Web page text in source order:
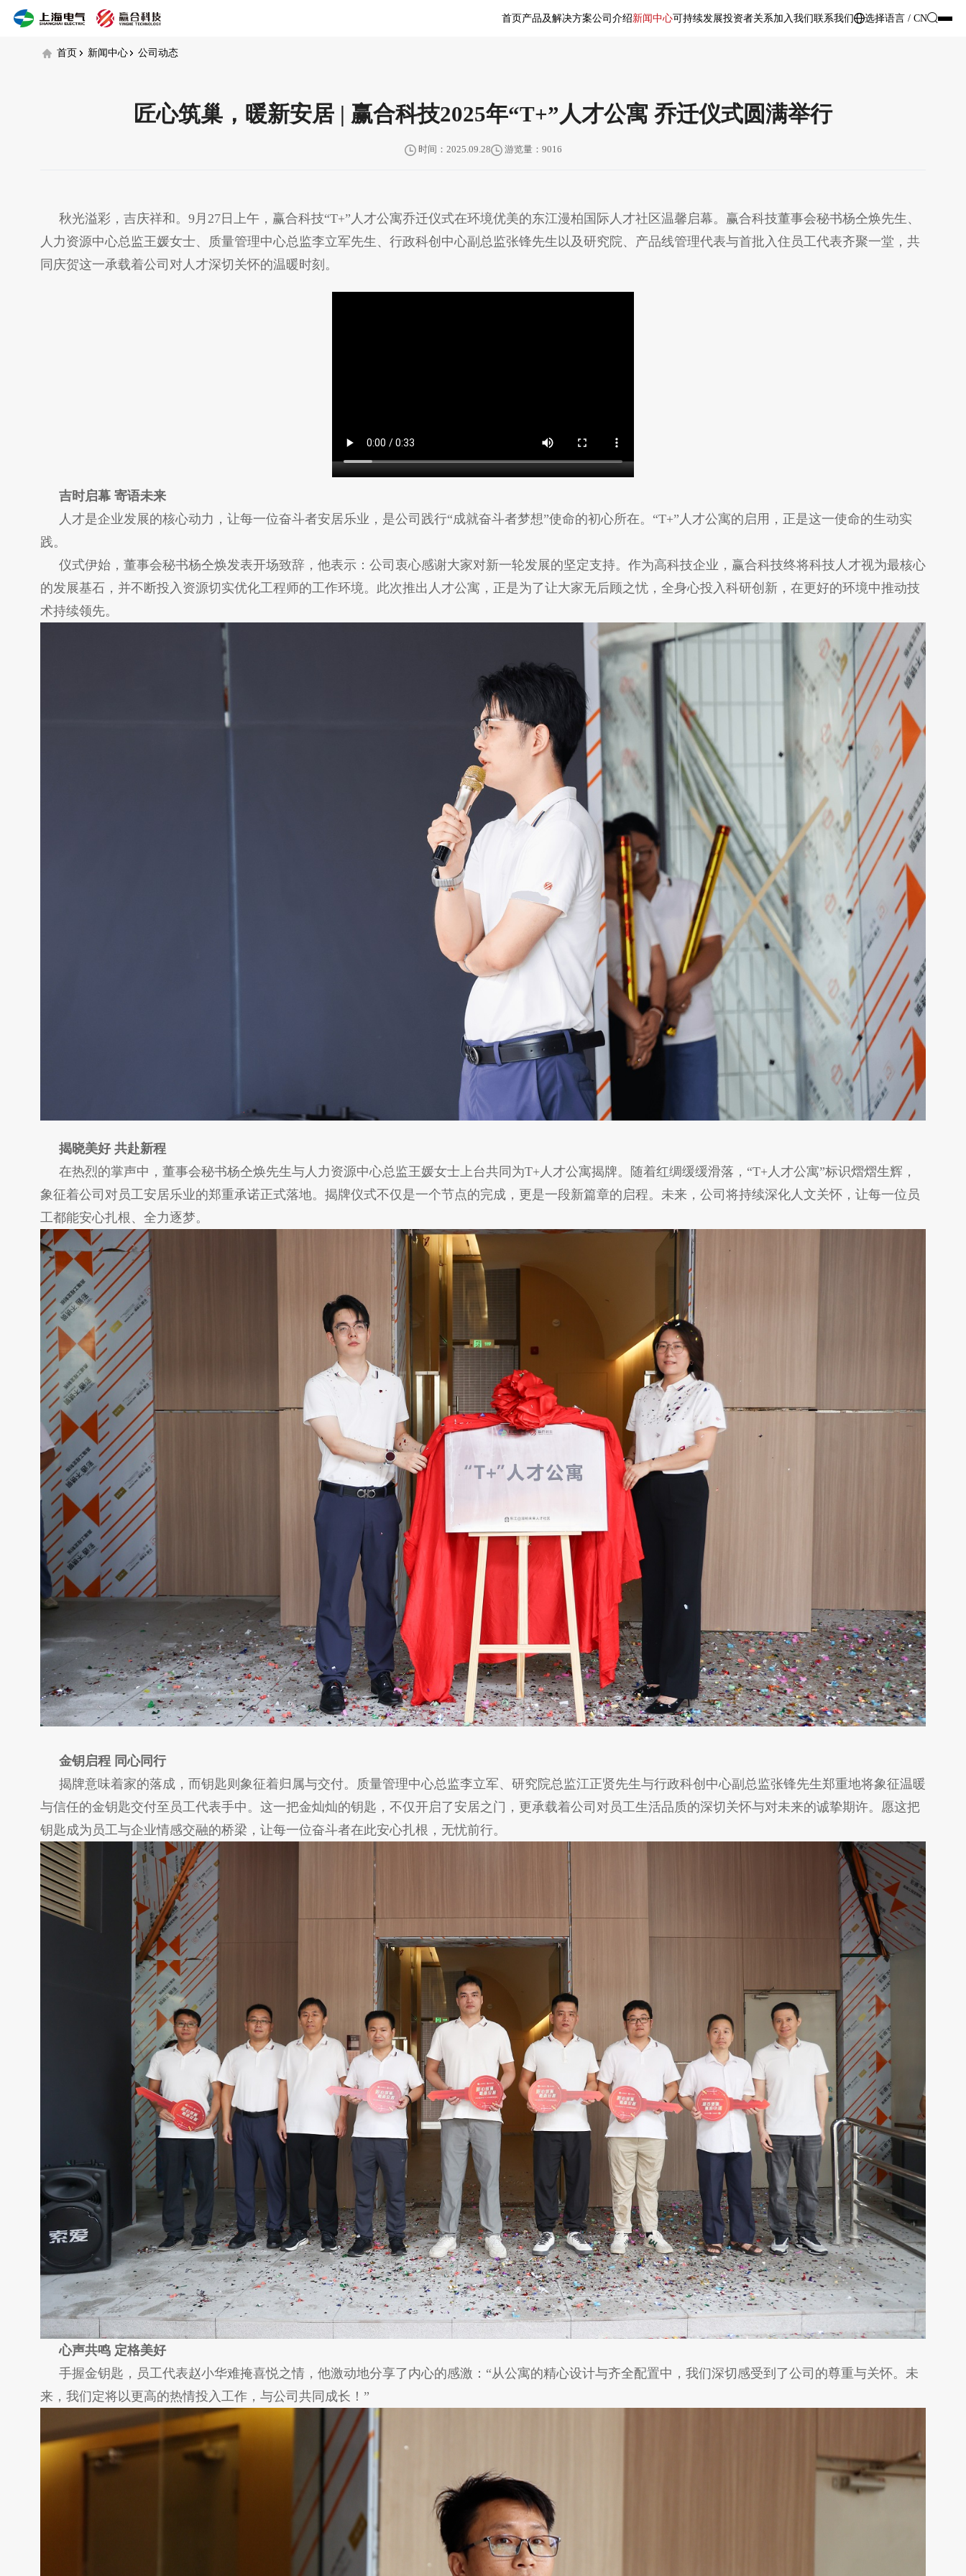
首页产品及解决方案公司介绍新闻中心可持续发展投资者关系加入我们联系我们 选择语言 / CN
首页 新闻中心 公司动态
匠心筑巢，暖新安居 | 赢合科技2025年“T+”人才公寓 乔迁仪式圆满举行
时间：2025.09.28 游览量：9016
秋光溢彩，吉庆祥和。9月27日上午，赢合科技“T+”人才公寓乔迁仪式在环境优美的东江漫柏国际人才社区温馨启幕。赢合科技董事会秘书杨仝焕先生、
人力资源中心总监王媛女士、质量管理中心总监李立军先生、行政科创中心副总监张锋先生以及研究院、产品线管理代表与首批入住员工代表齐聚一堂，共
同庆贺这一承载着公司对人才深切关怀的温暖时刻。
吉时启幕 寄语未来
人才是企业发展的核心动力，让每一位奋斗者安居乐业，是公司践行“成就奋斗者梦想”使命的初心所在。“T+”人才公寓的启用，正是这一使命的生动实
践。
仪式伊始，董事会秘书杨仝焕发表开场致辞，他表示：公司衷心感谢大家对新一轮发展的坚定支持。作为高科技企业，赢合科技终将科技人才视为最核心
的发展基石，并不断投入资源切实优化工程师的工作环境。此次推出人才公寓，正是为了让大家无后顾之忧，全身心投入科研创新，在更好的环境中推动技
术持续领先。
揭晓美好 共赴新程
在热烈的掌声中，董事会秘书杨仝焕先生与人力资源中心总监王媛女士上台共同为T+人才公寓揭牌。随着红绸缓缓滑落，“T+人才公寓”标识熠熠生辉，
象征着公司对员工安居乐业的郑重承诺正式落地。揭牌仪式不仅是一个节点的完成，更是一段新篇章的启程。未来，公司将持续深化人文关怀，让每一位员
工都能安心扎根、全力逐梦。
金钥启程 同心同行
揭牌意味着家的落成，而钥匙则象征着归属与交付。质量管理中心总监李立军、研究院总监江正贤先生与行政科创中心副总监张锋先生郑重地将象征温暖
与信任的金钥匙交付至员工代表手中。这一把金灿灿的钥匙，不仅开启了安居之门，更承载着公司对员工生活品质的深切关怀与对未来的诚挚期许。愿这把
钥匙成为员工与企业情感交融的桥梁，让每一位奋斗者在此安心扎根，无忧前行。
心声共鸣 定格美好
手握金钥匙，员工代表赵小华难掩喜悦之情，他激动地分享了内心的感激：“从公寓的精心设计与齐全配置中，我们深切感受到了公司的尊重与关怀。未
来，我们定将以更高的热情投入工作，与公司共同成长！”